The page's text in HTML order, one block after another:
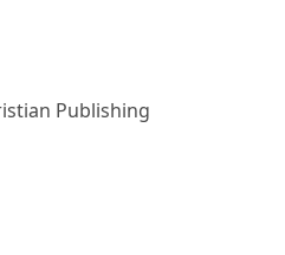
Publishing